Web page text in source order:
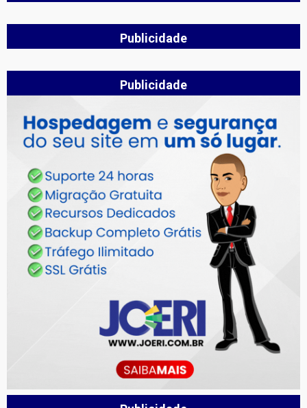
Publicidade
Publicidade